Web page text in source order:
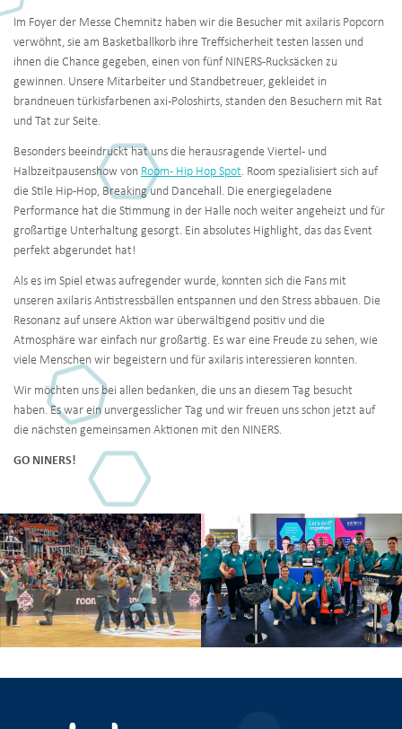
Im Foyer der Messe Chemnitz haben wir die Besucher mit axilaris Popcorn
verwöhnt, sie am Basketballkorb ihre Treffsicherheit testen lassen und
ihnen die Chance gegeben, einen von fünf NINERS-Rucksäcken zu
gewinnen. Unsere Mitarbeiter und Standbetreuer, gekleidet in
brandneuen türkisfarbenen axi-Poloshirts, standen den Besuchern mit Rat
und Tat zur Seite.
Besonders beeindruckt hat uns die herausragende Viertel- und
Halbzeitpausenshow von Room - Hip Hop Spot. Room spezialisiert sich auf
die Stile Hip-Hop, Breaking und Dancehall. Die energiegeladene
Performance hat die Stimmung in der Halle noch weiter angeheizt und für
großartige Unterhaltung gesorgt. Ein absolutes Highlight, das das Event
perfekt abgerundet hat!
Als es im Spiel etwas aufregender wurde, konnten sich die Fans mit
unseren axilaris Antistressbällen entspannen und den Stress abbauen. Die
Resonanz auf unsere Aktion war überwältigend positiv und die
Atmosphäre war einfach nur großartig. Es war eine Freude zu sehen, wie
viele Menschen wir begeistern und für axilaris interessieren konnten.
Wir möchten uns bei allen bedanken, die uns an diesem Tag besucht
haben. Es war ein unvergesslicher Tag und wir freuen uns schon jetzt auf
die nächsten gemeinsamen Aktionen mit den NINERS.
GO NINERS!